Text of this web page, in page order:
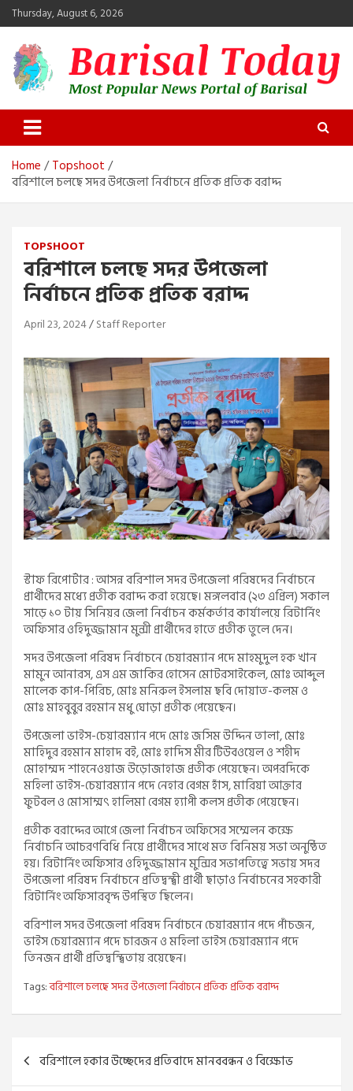
Skip
to
content
Thursday, August 6, 2026
Barisal Today
The Most Popular News Portal in Barisal
Home
Topshoot
বরিশালে চলছে সদর উপজেলা নির্বাচনে প্রতিক প্রতিক বরাদ্দ
TOPSHOOT
বরিশালে চলছে সদর উপজেলা
নির্বাচনে প্রতিক প্রতিক বরাদ্দ
April 23, 2024 Staff Reporter
স্টাফ রিপোর্টার : আসন্ন বরিশাল সদর উপজেলা পরিষদের নির্বাচনে
প্রার্থীদের মধ্যে প্রতীক বরাদ্দ করা হয়েছে। মঙ্গলবার (২৩ এপ্রিল) সকাল
সাড়ে ১০ টায় সিনিয়র জেলা নির্বাচন কর্মকর্তার কার্যালয়ে রিটার্নিং
অফিসার ওহিদুজ্জামান মুন্সী প্রার্থীদের হাতে প্রতীক তুলে দেন।
সদর উপজেলা পরিষদ নির্বাচনে চেয়ারম্যান পদে মাহমুদুল হক খান
মামুন আনারস, এস এম জাকির হোসেন মোটরসাইকেল, মোঃ আব্দুল
মালেক কাপ-পিরিচ, মোঃ মনিরুল ইসলাম ছবি দোয়াত-কলম ও
মোঃ মাহবুবুর রহমান মধু ঘোড়া প্রতীক পেয়েছেন।
উপজেলা ভাইস-চেয়ারম্যান পদে মোঃ জসিম উদ্দিন তালা, মোঃ
মাহিদুর রহমান মাহাদ বই, মোঃ হাদিস মীর টিউবওয়েল ও শহীদ
মোহাম্মদ শাহনেওয়াজ উড়োজাহাজ প্রতীক পেয়েছেন। অপরদিকে
মহিলা ভাইস-চেয়ারম্যান পদে নেহার বেগম হাঁস, মারিয়া আক্তার
ফুটবল ও মোসাম্মৎ হালিমা বেগম হ্যাপী কলস প্রতীক পেয়েছেন।
প্রতীক বরাদ্দের আগে জেলা নির্বাচন অফিসের সম্মেলন কক্ষে
নির্বাচনি আচরণবিধি নিয়ে প্রার্থীদের সাথে মত বিনিময় সভা অনুষ্ঠিত
হয়। রিটার্নিং অফিসার ওহিদুজ্জামান মুন্সির সভাপতিত্বে সভায় সদর
উপজেলা পরিষদ নির্বাচনে প্রতিদ্বন্দ্বী প্রার্থী ছাড়াও নির্বাচনের সহকারী
রিটার্নিং অফিসারবৃন্দ উপস্থিত ছিলেন।
বরিশাল সদর উপজেলা পরিষদ নির্বাচনে চেয়ারম্যান পদে পাঁচজন,
ভাইস চেয়ারম্যান পদে চারজন ও মহিলা ভাইস চেয়ারম্যান পদে
তিনজন প্রার্থী প্রতিদ্বন্দ্বিতায় রয়েছেন।
Tags:বরিশালে চলছে সদর উপজেলা নির্বাচনে প্রতিক প্রতিক বরাদ্দ
Post
navigation
বরিশালে হকার উচ্ছেদের প্রতিবাদে মানববন্ধন ও বিক্ষোভ